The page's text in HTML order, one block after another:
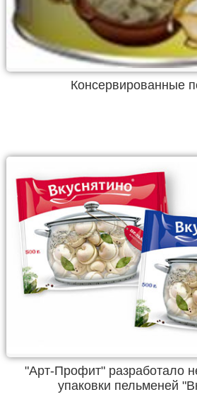
Консервированные
"Арт-Профит" разработало
упаковки пельменей